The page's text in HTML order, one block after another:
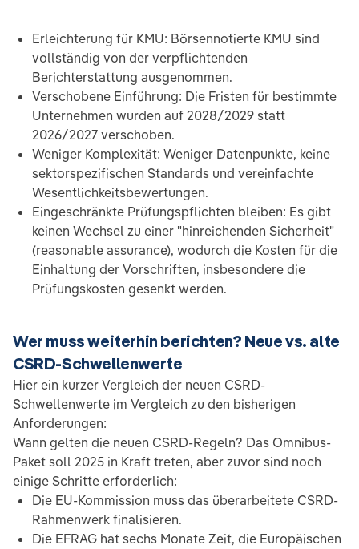
Erleichterung für KMU: Börsennotierte KMU sind
vollständig von der verpflichtenden
Berichterstattung ausgenommen.
Verschobene Einführung: Die Fristen für bestimmte
Unternehmen wurden auf 2028/2029 statt
2026/2027 verschoben.
Weniger Komplexität: Weniger Datenpunkte, keine
sektorspezifischen Standards und vereinfachte
Wesentlichkeitsbewertungen.
Eingeschränkte Prüfungspflichten bleiben: Es gibt
keinen Wechsel zu einer "hinreichenden Sicherheit"
(reasonable assurance), wodurch die Kosten für die
Einhaltung der Vorschriften, insbesondere die
Prüfungskosten gesenkt werden.
Wer muss weiterhin berichten? Neue vs. alte
CSRD-Schwellenwerte
Hier ein kurzer Vergleich der neuen CSRD-
Schwellenwerte im Vergleich zu den bisherigen
Anforderungen:
Wann gelten die neuen CSRD-Regeln? Das Omnibus-
Paket soll 2025 in Kraft treten, aber zuvor sind noch
einige Schritte erforderlich:
Die EU-Kommission muss das überarbeitete CSRD-
Rahmenwerk finalisieren.
Die EFRAG hat sechs Monate Zeit, die Europäischen